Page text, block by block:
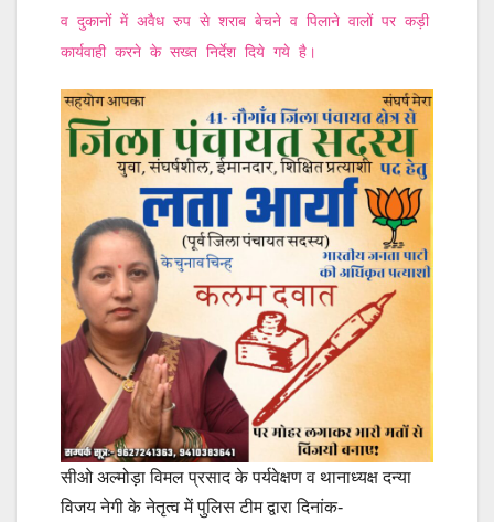
व दुकानों में अवैध रुप से शराब बेचने व पिलाने वालों पर कड़ी
कार्यवाही करने के सख्त निर्देश दिये गये है।
सीओ अल्मोड़ा विमल प्रसाद के पर्यवेक्षण व थानाध्यक्ष दन्या
विजय नेगी के नेतृत्व में पुलिस टीम द्वारा दिनांक-